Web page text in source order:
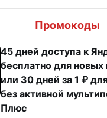
Промокоды
45 дней доступа к
бесплатно для новых
или 30 дней за 1 ₽
без активной
Плюс